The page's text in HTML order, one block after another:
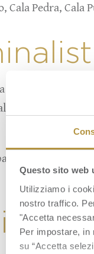
Questo sito web
Utilizziamo i
nostro traffico.
"Accetta
Per impostare, in
su “Accetta
Cala Pedra, Cala
sbarcata in
il nostro
effettuiamo